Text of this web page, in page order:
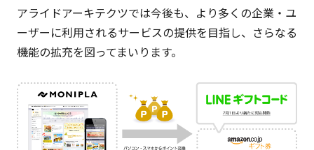
アライドアーキテクツでは今後も、より多くの企業・ユ
ーザーに利用されるサービスの提供を目指し、さらなる
機能の拡充を図ってまいります。